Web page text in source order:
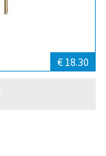
€ 18.30